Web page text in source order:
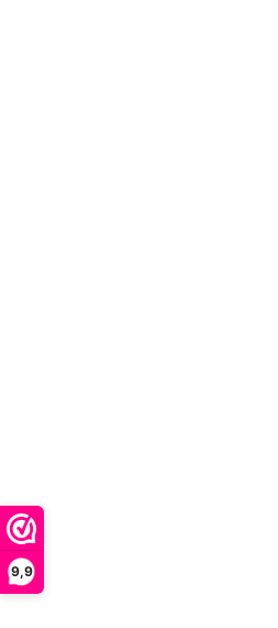
9,9